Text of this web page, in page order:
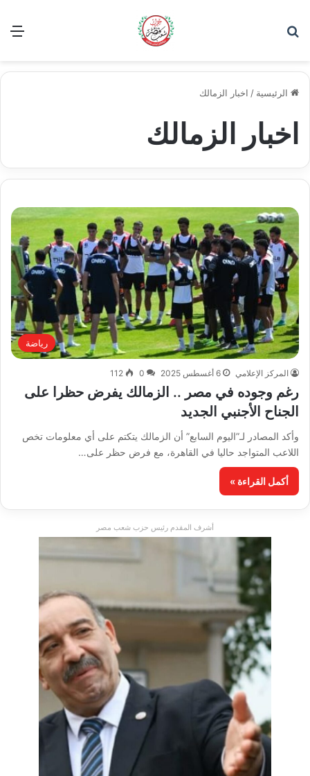
الرئيسية / اخبار الزمالك
اخبار الزمالك
رياضة
المركز الإعلامي 6 أغسطس 2025 0
112
رغم وجوده في مصر .. الزمالك يفرض حظرا على
الجناح الأجنبي الجديد
وأكد المصادر لـ”اليوم السابع” أن الزمالك يتكتم على أي معلومات تخص
اللاعب المتواجد حاليا في القاهرة، مع فرض حظر على…
أكمل القراءة »
أشرف المقدم رئيس حزب شعب مصر